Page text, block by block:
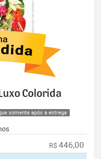
Colorida
somente após a entrega
R$ 446,00